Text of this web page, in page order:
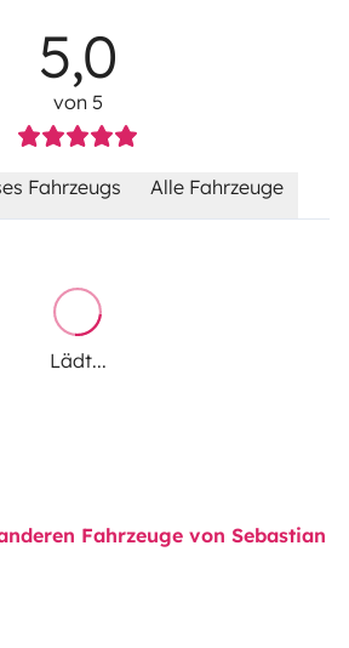
5,0
von 5
Fahrzeugs Alle Fahrzeuge
Lädt...
Fahrzeuge von Sebastian